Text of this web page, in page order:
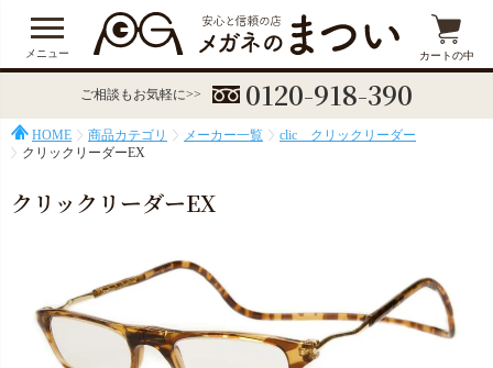
メニュー カートの中
ご相談もお気軽に>> 0120-918-390
HOME 商品カテゴリ メーカー一覧
clic クリックリーダー
クリックリーダーEX
クリックリーダーEX